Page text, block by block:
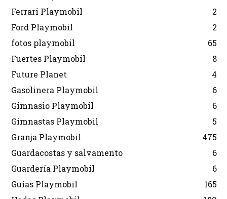
Ferrari Playmobil
2
Ford Playmobil
2
fotos playmobil
65
Fuertes Playmobil
8
Future Planet
4
Gasolinera Playmobil
6
Gimnasio Playmobil
6
Gimnastas Playmobil
5
Granja Playmobil
475
Guardacostas y salvamento
6
Guardería Playmobil
6
Guías Playmobil
165